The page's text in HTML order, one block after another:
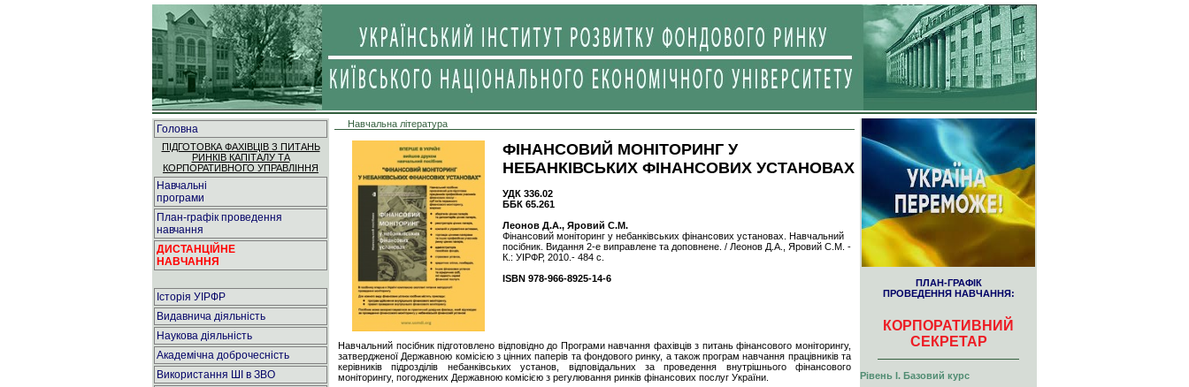
Головна
ПІДГОТОВКА ФАХІВЦІВ З ПИТАНЬ
РИНКІВ КАПІТАЛУ ТА
КОРПОРАТИВНОГО УПРАВЛІННЯ
Навчальні
програми
План-графік проведення
навчання
ДИСТАНЦІЙНЕ
НАВЧАННЯ
Історія УІРФР
Видавнича діяльність
Наукова діяльність
Академічна доброчесність
Використання ШІ в ЗВО
Навчальна література
ФІНАНСОВИЙ МОНІТОРИНГ У
НЕБАНКІВСЬКИХ ФІНАНСОВИХ УСТАНОВАХ
УДК 336.02
ББК 65.261
Леонов Д.А., Яровий С.М.
Фінансовий моніторинг у небанківських фінансових установах. Навчальний
посібник. Видання 2-е виправлене та доповнене. / Леонов Д.А., Яровий С.М. -
К.: УІРФР, 2010.- 484 с.
ISBN 978-966-8925-14-6
Навчальний посібник підготовлено відповідно до Програми навчання фахівців з питань фінансового моніторингу,
затвердженої Державною комісією з цінних паперів та фондового ринку, а також програм навчання працівників та
керівників підрозділів небанківських установ, відповідальних за проведення внутрішнього фінансового
моніторингу, погоджених Державною комісією з регулювання ринків фінансових послуг України.
ПЛАН-ГРАФІК
ПРОВЕДЕННЯ НАВЧАННЯ:
КОРПОРАТИВНИЙ
СЕКРЕТАР
Рівень І. Базовий курс